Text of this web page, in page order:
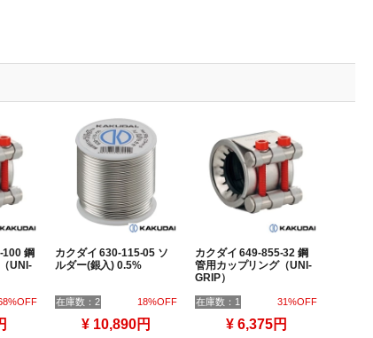
100 鋼
UNI-
カクダイ 630-115-05 ソ
ルダー(銀入) 0.5%
在庫数：2 18%OFF
¥ 10,890円
カクダイ 649-855-32 鋼
管用カップリング（UNI-
GRIP）
在庫数：1 31%OFF
¥ 6,375円